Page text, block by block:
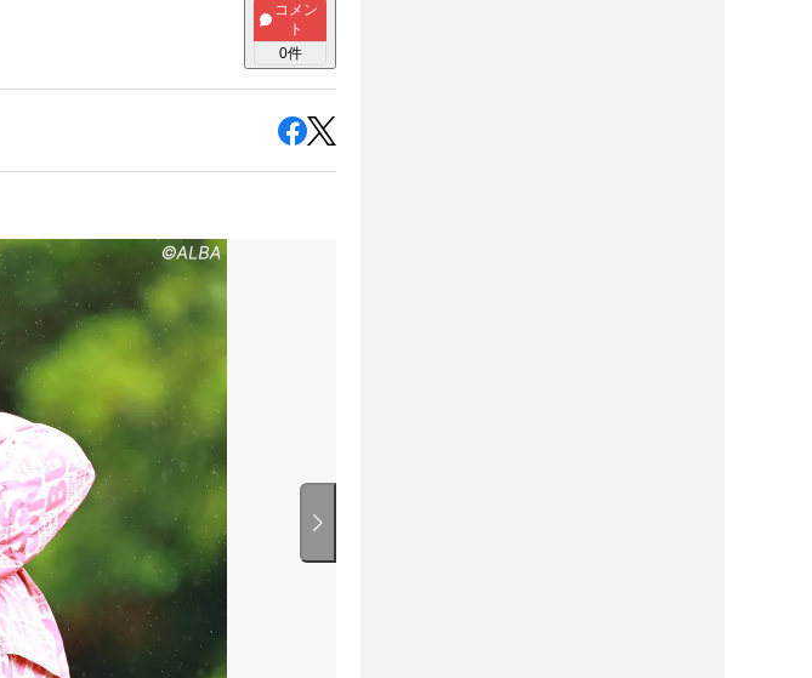
コメン
ト
0件